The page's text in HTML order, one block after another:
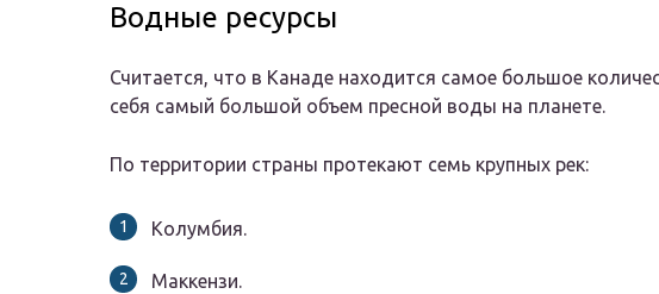
Водные ресурсы
Считается, что в Канаде находится самое большое
себя самый большой объем пресной воды на планете.
По территории страны протекают семь крупных рек:
Колумбия.
Маккензи.